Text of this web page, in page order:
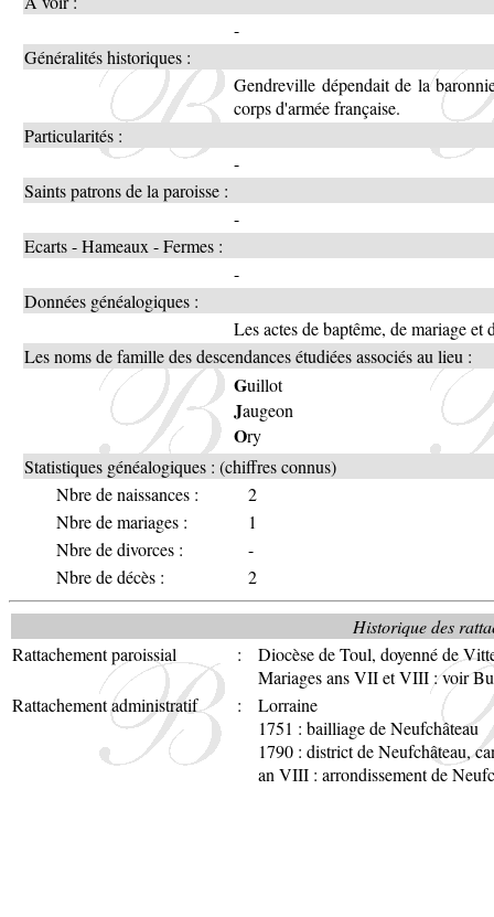
-
Généralités historiques :
Gendreville dépendait de la
corps d'armée française.
Particularités :
-
Saints patrons de la paroisse :
-
Ecarts - Hameaux - Fermes :
-
Données généalogiques :
Les actes de baptême, de mariage
Les noms de famille des descendances étudiées associés au lieu :
Guillot
Jaugeon
Ory
Statistiques généalogiques : (chiffres connus)
Nbre de naissances :
2
Nbre de mariages :
1
Nbre de divorces :
-
Nbre de décès :
2
Historique des
Rattachement paroissial
:
Diocèse de Toul, doyenné de
Mariages ans VII et VIII : voir
Rattachement administratif
:
Lorraine
1751 : bailliage de Neufchâteau
1790 : district de Neufchâteau,
an VIII : arrondissement de